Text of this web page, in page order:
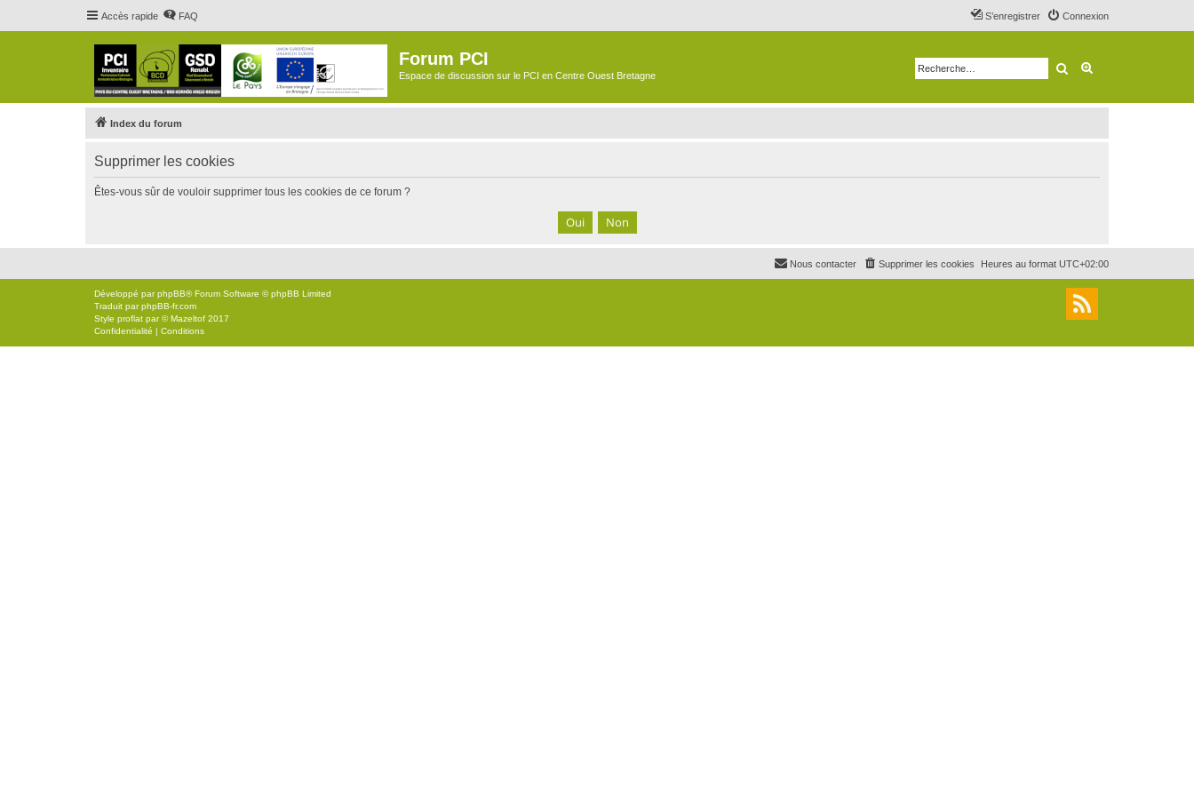
Accès rapide FAQ Connexion
S’enregistrer
Forum PCI
Espace de discussion sur le PCI en Centre Ouest Bretagne Rechercher
Index du forum
Supprimer les cookies
Êtes-vous sûr de vouloir supprimer tous les cookies de ce forum ?
Heures au format UTC+02:00
Supprimer les cookies
Nous contacter
Développé parphpBB® Forum Software © phpBB Limited
Traduit parphpBB-fr.com
Style proflat par ©Mazeltof 2017
Confidentialité | Conditions